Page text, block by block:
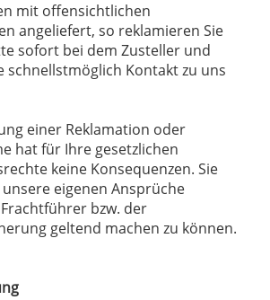
mit offensichtlichen
angeliefert, so reklamieren Sie
sofort bei dem Zusteller und
schnellstmöglich Kontakt zu uns
einer Reklamation oder
hat für Ihre gesetzlichen
keine Konsequenzen. Sie
eigenen Ansprüche
bzw. der
geltend machen zu können.